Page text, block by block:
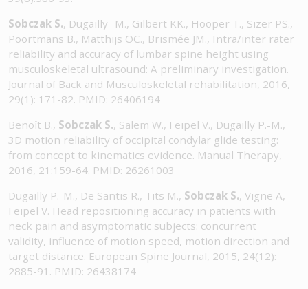
Sobczak S., Dugailly -M., Gilbert KK., Hooper T., Sizer PS.,
Poortmans B., Matthijs OC., Brismée JM., Intra/inter rater
reliability and accuracy of lumbar spine height using
musculoskeletal ultrasound: A preliminary investigation.
Journal of Back and Musculoskeletal rehabilitation, 2016,
29(1): 171-82. PMID: 26406194
Benoît B., Sobczak S., Salem W., Feipel V., Dugailly P.-M.,
3D motion reliability of occipital condylar glide testing:
from concept to kinematics evidence. Manual Therapy,
2016, 21:159-64. PMID: 26261003
Dugailly P.-M., De Santis R., Tits M., Sobczak S., Vigne A,
Feipel V. Head repositioning accuracy in patients with
neck pain and asymptomatic subjects: concurrent
validity, influence of motion speed, motion direction and
target distance. European Spine Journal, 2015, 24(12):
2885-91. PMID: 26438174